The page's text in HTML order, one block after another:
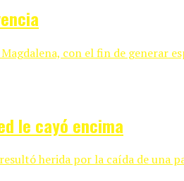
con el fin de generar
le cayó encima
herida por la caída de una